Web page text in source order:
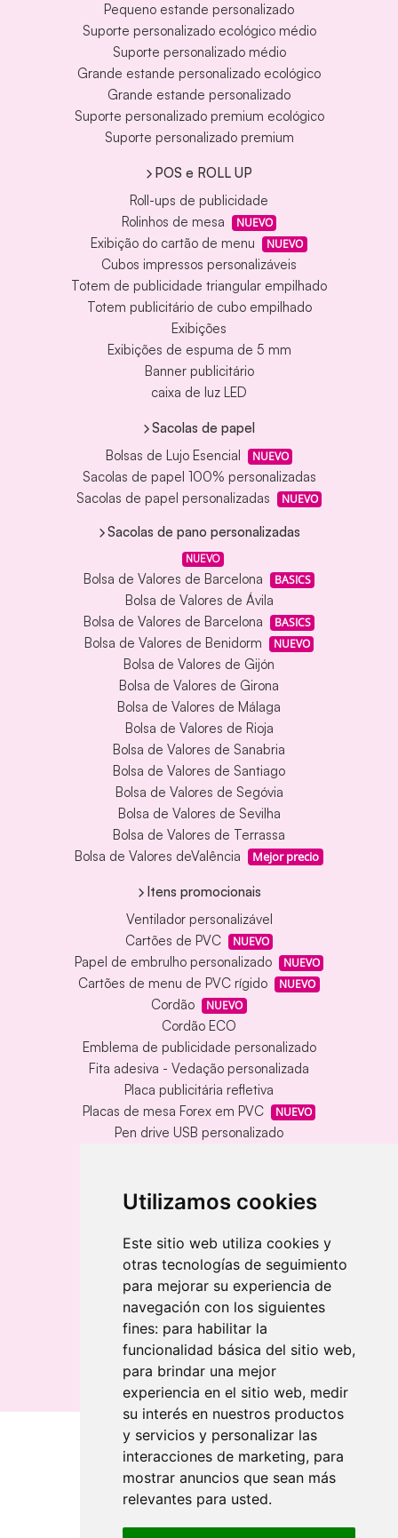
Utilizamos cookies
Este sitio web utiliza cookies y
otras tecnologías de seguimiento
para mejorar su experiencia de
navegación con los siguientes
fines: para habilitar la
funcionalidad básica del sitio web,
para brindar una mejor
experiencia en el sitio web, medir
su interés en nuestros productos
y servicios y personalizar las
interacciones de marketing, para
mostrar anuncios que sean más
relevantes para usted.
Pequeno estande personalizado
Suporte personalizado ecológico médio
Suporte personalizado médio
Grande estande personalizado ecológico
Grande estande personalizado
Suporte personalizado premium ecológico
Suporte personalizado premium
POS e ROLL UP
Roll-ups de publicidade
Rolinhos de mesa
NUEVO
Exibição do cartão de menu NUEVO
Cubos impressos personalizáveis
Totem de publicidade triangular empilhado
Totem publicitário de cubo empilhado
Exibições
Exibições de espuma de 5 mm
Banner publicitário
caixa de luz LED
Sacolas de papel
Bolsas de Lujo Esencial
NUEVO
Sacolas de papel 100% personalizadas
Sacolas de papel personalizadas
NUEVO
Sacolas de pano personalizadas
NUEVO
Bolsa de Valores de Barcelona BASICS
Bolsa de Valores de Ávila
Bolsa de Valores de Barcelona
BASICS
Bolsa de Valores de Benidorm NUEVO
Bolsa de Valores de Gijón
Bolsa de Valores de Girona
Bolsa de Valores de Málaga
Bolsa de Valores de Rioja
Bolsa de Valores de Sanabria
Bolsa de Valores de Santiago
Bolsa de Valores de Segóvia
Bolsa de Valores de Sevilha
Bolsa de Valores de Terrassa
Bolsa de Valores deValência
Mejor precio
Itens promocionais
Ventilador personalizável
Cartões de PVC
NUEVO
Papel de embrulho personalizado NUEVO
Cartões de menu de PVC rígido NUEVO
Cordão NUEVO
Cordão ECO
Emblema de publicidade personalizado
Fita adesiva - Vedação personalizada
Placa publicitária refletiva
Placas de mesa Forex em PVC
NUEVO
Pen drive USB personalizado
Chaveiro redondo em madeira e metal
Chaveiro retangular em madeira clara
Banderolas
Bandeiras publicitárias
Bandeiras publicitárias
Bandeiras publicitárias
Quem somos
Revendedores
Revendedores